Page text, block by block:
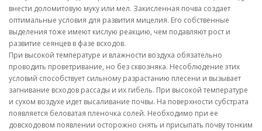
внести доломитовую муку или мел. Закисленная почва создает
оптимальные условия для развития мицелия. Его собственные
выделения тоже имеют кислую реакцию, чем подавляют рост и
развитие сеянцев в фазе всходов.
При высокой температуре и влажности воздуха обязательно
проводить проветривание, но без сквозняка. Несоблюдение этих
условий способствует сильному разрастанию плесени и вызывает
загнивание всходов рассады и их гибель. При высокой температуре
и сухом воздухе идет высаливание почвы. На поверхности субстрата
появляется беловатая пленочка солей. Необходимо при ее
довсходовом появлении осторожно снять и присыпать почву тонким